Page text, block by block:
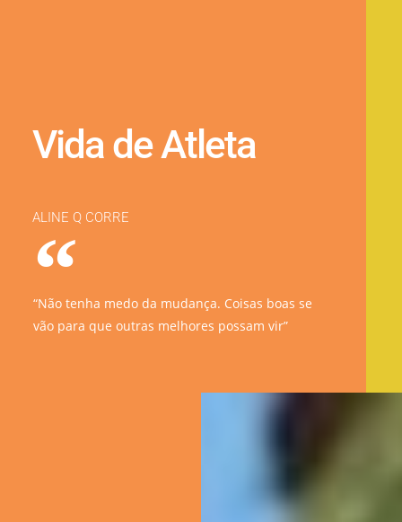
Vida de Atleta
ALINE Q CORRE
“Não tenha medo da mudança. Coisas boas se
vão para que outras melhores possam vir”